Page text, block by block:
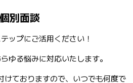
個別面談
ップにご活用ください！
ゆる悩みに対応いたします。
けておりますので、いつでも何度で